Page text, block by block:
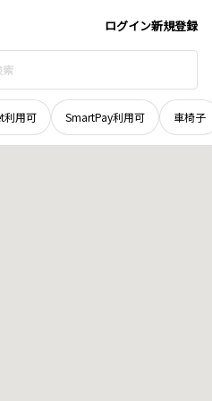
ログイン新規登録
利用可 SmartPay利用可 車椅子